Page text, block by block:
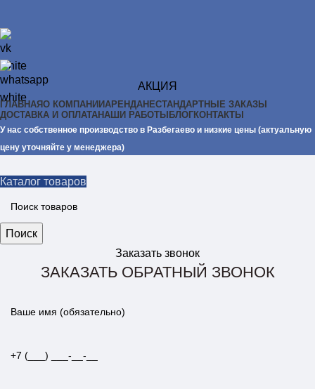
АКЦИЯ
ГЛАВНАЯО КОМПАНИИАРЕНДАНЕСТАНДАРТНЫЕ ЗАКАЗЫ
ДОСТАВКА И ОПЛАТАНАШИ РАБОТЫ БЛОГКОНТАКТЫ
У нас собственное производство в Разбегаево и низкие цены (актуальную
цену уточняйте у менеджера)
Каталог товаров
Поиск
Заказать звонок
ЗАКАЗАТЬ ОБРАТНЫЙ ЗВОНОК